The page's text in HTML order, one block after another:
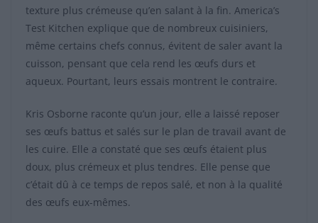
texture plus crémeuse qu’en salant à la fin. America’s
Test Kitchen explique que de nombreux cuisiniers,
même certains chefs connus, évitent de saler avant la
cuisson, pensant que cela rend les œufs durs et
aqueux. Pourtant, leurs essais montrent le contraire.
Kris Osborne raconte qu’un jour, elle a laissé reposer
ses œufs battus et salés sur le plan de travail avant de
les cuire. Elle a constaté que ses œufs étaient plus
doux, plus crémeux et plus tendres. Elle pense que
c’était dû à ce temps de repos salé, et non à la qualité
des œufs eux-mêmes.